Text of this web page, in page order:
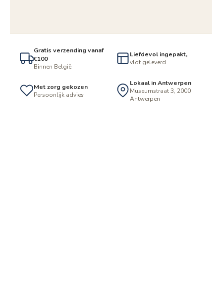
Gratis verzending vanaf
€100
Binnen België
Liefdevol ingepakt,
vlot geleverd
Met zorg gekozen
Persoonlijk advies
Lokaal in Antwerpen
Museumstraat 3, 2000
Antwerpen